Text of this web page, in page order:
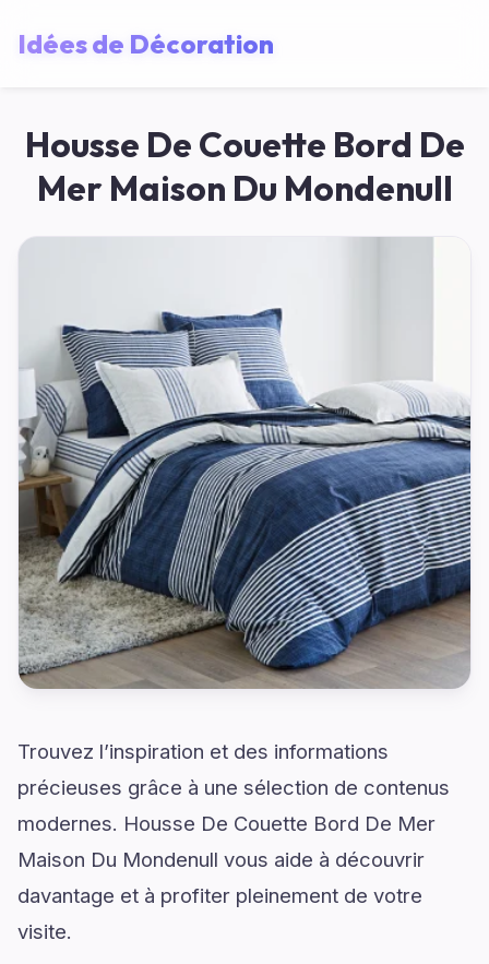
Idées de Décoration
Housse De Couette Bord De
Mer Maison Du Mondenull
Trouvez l’inspiration et des informations
précieuses grâce à une sélection de contenus
modernes. Housse De Couette Bord De Mer
Maison Du Mondenull vous aide à découvrir
davantage et à profiter pleinement de votre
visite.